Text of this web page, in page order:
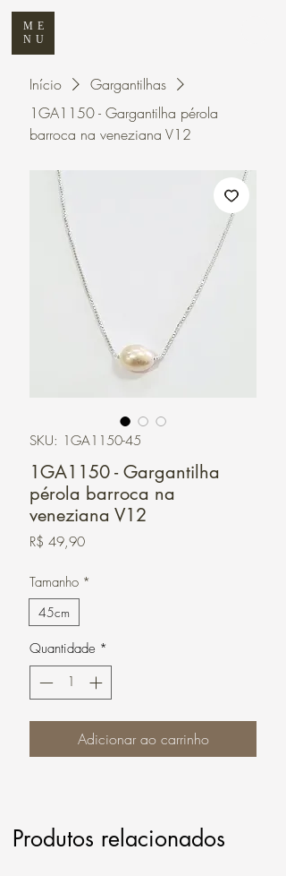
ME
NU
Início
Gargantilhas
1GA1150 - Gargantilha pérola
barroca na veneziana V12
SKU: 1GA1150-45
1GA1150 - Gargantilha
pérola barroca na
veneziana V12
R$ 49,90Preço
Tamanho *
45cm
Quantidade *
Adicionar ao carrinho
Produtos relacionados